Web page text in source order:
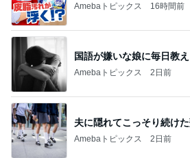
Amebaトピックス 16時間前
国語が嫌いな娘に毎日教
Amebaトピックス 2日前
夫に隠れてこっそり続け
Amebaトピックス 2日前